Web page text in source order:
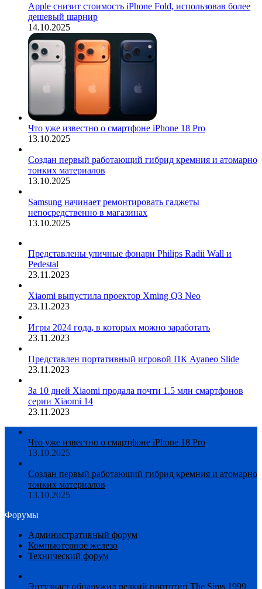
Apple снизит стоимость iPhone Fold, использовав более
дешевый шарнир
14.10.2025
Что уже известно о смартфоне iPhone 18 Pro
13.10.2025
Создан первый работающий гибрид кремния и атомарно
тонких материалов
13.10.2025
Samsung начинает ремонтировать гаджеты
непосредственно в магазинах
13.10.2025
Представлены уличные фонари Philips Radii Wall и
Pedestal
23.11.2023
Xiaomi выпустила проектор Xming Q3 Neo
23.11.2023
Игры 2024 года, в которых можно заработать
23.11.2023
Представлен портативный игровой ПК Ayaneo Slide
23.11.2023
За 10 дней Xiaomi продала почти 1.5 млн смартфонов
серии Xiaomi 14
23.11.2023
Что уже известно о смартфоне iPhone 18 Pro
13.10.2025
Создан первый работающий гибрид кремния и атомарно
тонких материалов
13.10.2025
Форумы
Административный форум
Компьютерное железо
Технический форум
Энтузиаст обнаружил редкий прототип The Sims 1999